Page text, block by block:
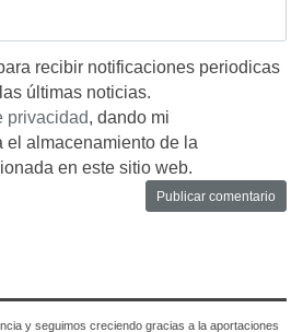
recibir notificaciones periodicas
últimas noticias.
privacidad, dando mi
el almacenamiento de la
en este sitio web.
y seguimos creciendo gracias a la aportaciones